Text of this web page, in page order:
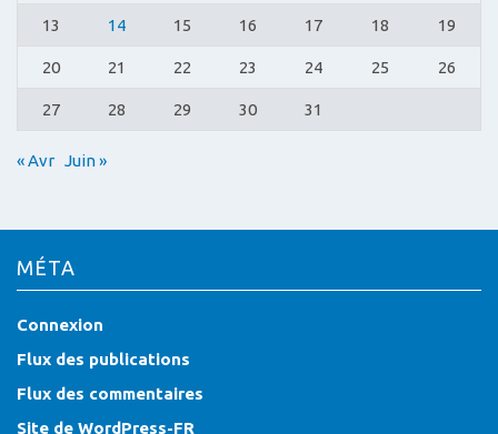
13 14 15 16 17 18 19
20 21 22 23 24 25 26
27 28 29 30 31
« Avr Juin »
MÉTA
Connexion
Flux des publications
Flux des commentaires
Site de WordPress-FR